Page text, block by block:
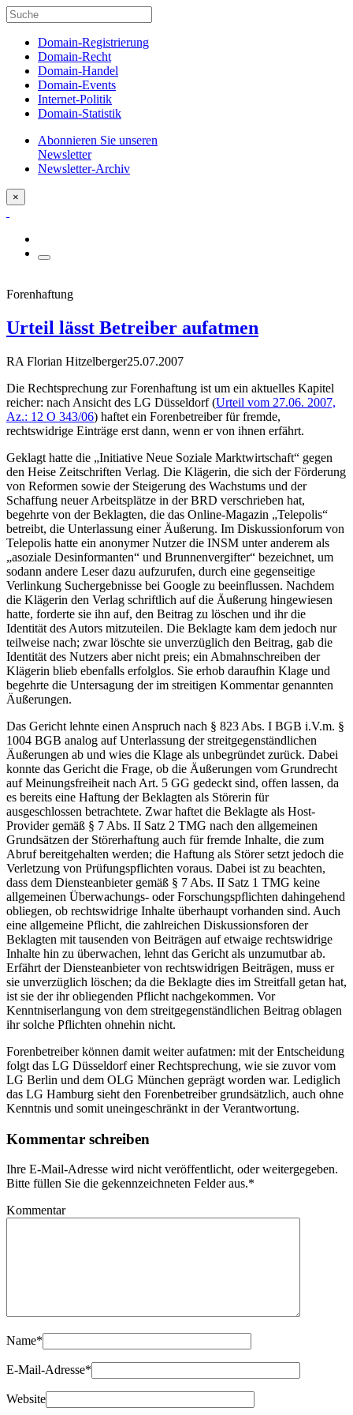
Domain-Registrierung
Domain-Recht
Domain-Handel
Domain-Events
Internet-Politik
Domain-Statistik
Abonnieren Sie unseren
Newsletter
Newsletter-Archiv
×
Forenhaftung
Urteil lässt Betreiber aufatmen
RA Florian Hitzelberger25.07.2007
Die Rechtsprechung zur Forenhaftung ist um ein aktuelles Kapitel
reicher: nach Ansicht des LG Düsseldorf (Urteil vom 27.06. 2007,
Az.: 12 O 343/06) haftet ein Forenbetreiber für fremde,
rechtswidrige Einträge erst dann, wenn er von ihnen erfährt.
Geklagt hatte die „Initiative Neue Soziale Marktwirtschaft“ gegen
den Heise Zeitschriften Verlag. Die Klägerin, die sich der Förderung
von Reformen sowie der Steigerung des Wachstums und der
Schaffung neuer Arbeitsplätze in der BRD verschrieben hat,
begehrte von der Beklagten, die das Online-Magazin „Telepolis“
betreibt, die Unterlassung einer Äußerung. Im Diskussionforum von
Telepolis hatte ein anonymer Nutzer die INSM unter anderem als
„asoziale Desinformanten“ und Brunnenvergifter“ bezeichnet, um
sodann andere Leser dazu aufzurufen, durch eine gegenseitige
Verlinkung Suchergebnisse bei Google zu beeinflussen. Nachdem
die Klägerin den Verlag schriftlich auf die Äußerung hingewiesen
hatte, forderte sie ihn auf, den Beitrag zu löschen und ihr die
Identität des Autors mitzuteilen. Die Beklagte kam dem jedoch nur
teilweise nach; zwar löschte sie unverzüglich den Beitrag, gab die
Identität des Nutzers aber nicht preis; ein Abmahnschreiben der
Klägerin blieb ebenfalls erfolglos. Sie erhob daraufhin Klage und
begehrte die Untersagung der im streitigen Kommentar genannten
Äußerungen.
Das Gericht lehnte einen Anspruch nach § 823 Abs. I BGB i.V.m. §
1004 BGB analog auf Unterlassung der streitgegenständlichen
Äußerungen ab und wies die Klage als unbegründet zurück. Dabei
konnte das Gericht die Frage, ob die Äußerungen vom Grundrecht
auf Meinungsfreiheit nach Art. 5 GG gedeckt sind, offen lassen, da
es bereits eine Haftung der Beklagten als Störerin für
ausgeschlossen betrachtete. Zwar haftet die Beklagte als Host-
Provider gemäß § 7 Abs. II Satz 2 TMG nach den allgemeinen
Grundsätzen der Störerhaftung auch für fremde Inhalte, die zum
Abruf bereitgehalten werden; die Haftung als Störer setzt jedoch die
Verletzung von Prüfungspflichten voraus. Dabei ist zu beachten,
dass dem Diensteanbieter gemäß § 7 Abs. II Satz 1 TMG keine
allgemeinen Überwachungs- oder Forschungspflichten dahingehend
obliegen, ob rechtswidrige Inhalte überhaupt vorhanden sind. Auch
eine allgemeine Pflicht, die zahlreichen Diskussionsforen der
Beklagten mit tausenden von Beiträgen auf etwaige rechtswidrige
Inhalte hin zu überwachen, lehnt das Gericht als unzumutbar ab.
Erfährt der Diensteanbieter von rechtswidrigen Beiträgen, muss er
sie unverzüglich löschen; da die Beklagte dies im Streitfall getan hat,
ist sie der ihr obliegenden Pflicht nachgekommen. Vor
Kenntniserlangung von dem streitgegenständlichen Beitrag oblagen
ihr solche Pflichten ohnehin nicht.
Forenbetreiber können damit weiter aufatmen: mit der Entscheidung
folgt das LG Düsseldorf einer Rechtsprechung, wie sie zuvor vom
LG Berlin und dem OLG München geprägt worden war. Lediglich
das LG Hamburg sieht den Forenbetreiber grundsätzlich, auch ohne
Kenntnis und somit uneingeschränkt in der Verantwortung.
Kommentar schreiben
Ihre E-Mail-Adresse wird nicht veröffentlicht, oder weitergegeben.
Bitte füllen Sie die gekennzeichneten Felder aus.*
Kommentar
Name*
E-Mail-Adresse*
Website